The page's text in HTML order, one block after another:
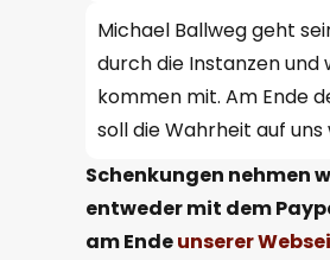
Michael Ballweg geht
durch die Instanzen und
kommen mit. Am Ende
soll die Wahrheit auf
Schenkungen nehmen
entwedermit dem
am Endeunserer